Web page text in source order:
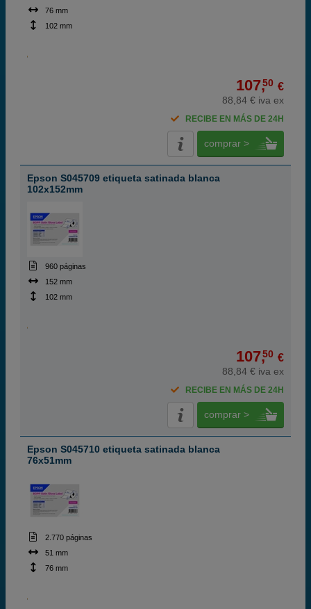
76 mm
102 mm
107,50 €
88,84 € iva ex
RECIBE EN MÁS DE 24H
comprar >
Epson S045709 etiqueta satinada blanca
102x152mm
960 páginas
152 mm
102 mm
107,50 €
88,84 € iva ex
RECIBE EN MÁS DE 24H
comprar >
Epson S045710 etiqueta satinada blanca
76x51mm
2.770 páginas
51 mm
76 mm